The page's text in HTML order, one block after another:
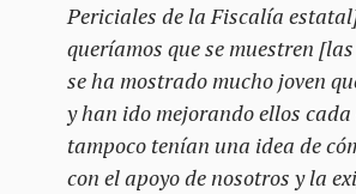
Periciales de la Fiscalía
queríamos que se muestren
se ha mostrado mucho joven
y han ido mejorando ellos
tampoco tenían una idea de
con el apoyo de nosotros y la